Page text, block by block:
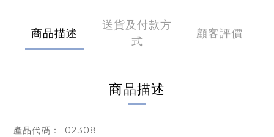
商品描述
送貨及付款方
式
顧客評價
商品描述
產品代碼： 02308